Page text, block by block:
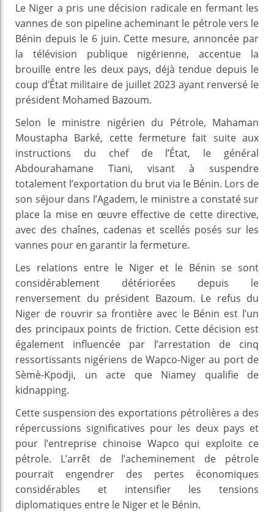
Le Niger a pris une décision radicale en fermant les
vannes de son pipeline acheminant le pétrole vers le
Bénin depuis le 6 juin. Cette mesure, annoncée par
la télévision publique nigérienne, accentue la
brouille entre les deux pays, déjà tendue depuis le
coup d’État militaire de juillet 2023 ayant renversé le
président Mohamed Bazoum.
Selon le ministre nigérien du Pétrole, Mahaman
Moustapha Barké, cette fermeture fait suite aux
instructions du chef de l’État, le général
Abdourahamane Tiani, visant à suspendre
totalement l’exportation du brut via le Bénin. Lors de
son séjour dans l’Agadem, le ministre a constaté sur
place la mise en œuvre effective de cette directive,
avec des chaînes, cadenas et scellés posés sur les
vannes pour en garantir la fermeture.
Les relations entre le Niger et le Bénin se sont
considérablement détériorées depuis le
renversement du président Bazoum. Le refus du
Niger de rouvrir sa frontière avec le Bénin est l’un
des principaux points de friction. Cette décision est
également influencée par l’arrestation de cinq
ressortissants nigériens de Wapco-Niger au port de
Sèmè-Kpodji, un acte que Niamey qualifie de
kidnapping.
Cette suspension des exportations pétrolières a des
répercussions significatives pour les deux pays et
pour l’entreprise chinoise Wapco qui exploite ce
pétrole. L’arrêt de l’acheminement de pétrole
pourrait engendrer des pertes économiques
considérables et intensifier les tensions
diplomatiques entre le Niger et le Bénin.